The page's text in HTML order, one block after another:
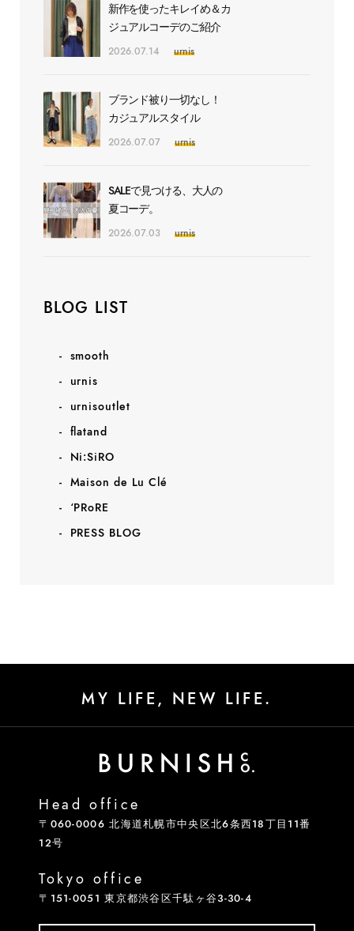
新作を使ったキレイめ＆カ
ジュアルコーデのご紹介
2026.07.14 urnis
ブランド被り一切なし！
カジュアルスタイル
2026.07.07 urnis
SALEで見つける、大人の
夏コーデ。
2026.07.03 urnis
BLOG LIST
smooth
urnis
urnisoutlet
flatand
Ni:SiRO
Maison de Lu Clé
‘PRoRE
PRESS BLOG
MY LIFE, NEW LIFE.
Head office
〒060-0006 北海道札幌市中央区北6条西18丁目11番
12号
Tokyo office
〒151-0051 東京都渋谷区千駄ヶ谷3-30-4